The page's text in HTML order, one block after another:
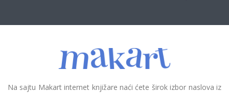
Na sajtu Makart internet knjižare naći ćete širok izbor naslova iz